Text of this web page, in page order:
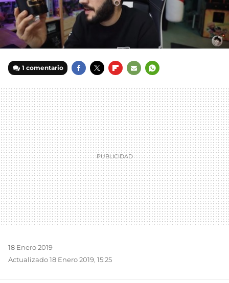
1 comentario
MAIL
18 Enero 2019
Actualizado 18 Enero 2019, 15:25